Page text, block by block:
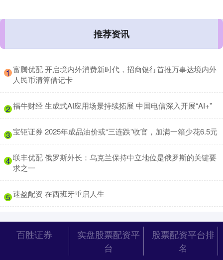
推荐资讯
1 ​富腾优配 开启境内外消费新时代，招商银行首推万事达境内外
人民币清算借记卡
2 ​福牛财经 生成式AI应用场景持续拓展 中国电信深入开展“AI+”
3 ​宝钜证券 2025年成品油价或“三连跌”收官，加满一箱少花6.5元
4 ​联丰优配 俄罗斯外长：乌克兰保持中立地位是俄罗斯的关键要
求之一
5 ​速盈配资 在西班牙重启人生
百胜证券
实盘股票配资平
台
股票配资平台排
名